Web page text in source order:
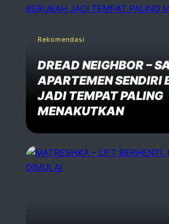
Rekomendasi
DREAD NEIGHBOR –
APARTEMEN SENDIRI
JADI TEMPAT PALING
MENAKUTKAN